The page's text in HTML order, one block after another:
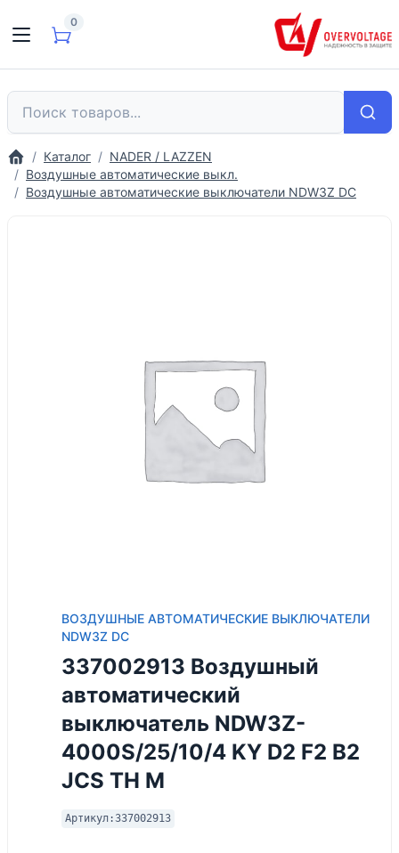
0
Каталог
NADER / LAZZEN
Воздушные автоматические выкл.
Воздушные автоматические выключатели NDW3Z DC
ВОЗДУШНЫЕ АВТОМАТИЧЕСКИЕ ВЫКЛЮЧАТЕЛИ
NDW3Z DC
337002913 Воздушный
автоматический
выключатель NDW3Z-
4000S/25/10/4 KY D2 F2 B2
JCS TH M
Артикул:337002913